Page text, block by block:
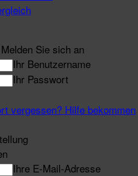
Sie sich an
Ihr Benutzername
Ihr Passwort
vergessen? Hilfe bekommen
Ihre E-Mail-Adresse